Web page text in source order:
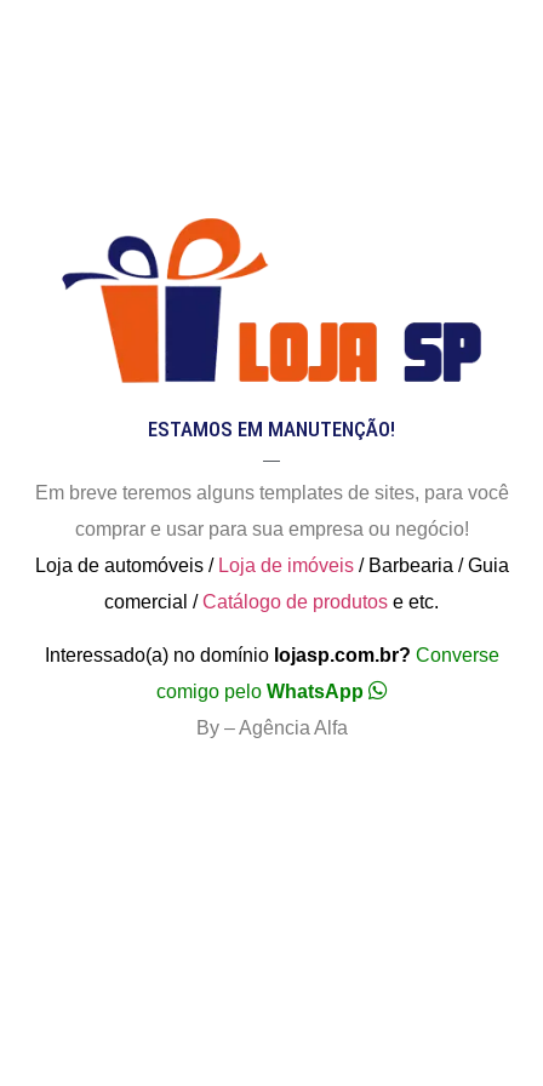
ESTAMOS EM MANUTENÇÃO!
Em breve teremos alguns templates de sites, para você
comprar e usar para sua empresa ou negócio!
Loja de automóveis / Loja de imóveis/ Barbearia / Guia
comercial /Catálogo de produtos e etc.
Interessado(a) no domíniolojasp.com.br? Converse
comigo peloWhatsApp
By – Agência Alfa